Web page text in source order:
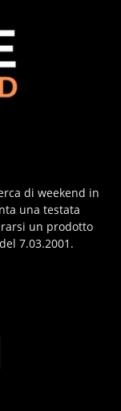
di weekend in
una testata
un prodotto
7.03.2001.